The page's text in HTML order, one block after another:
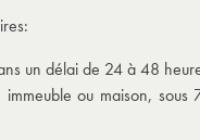
un délai de 24 à 48
ou maison,